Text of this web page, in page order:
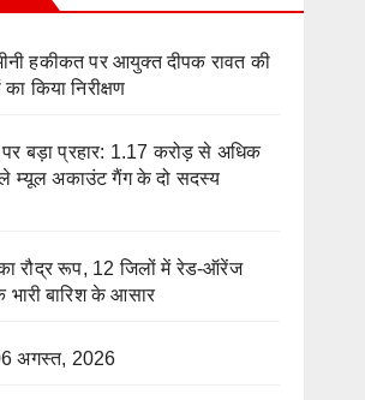
हकीकत पर आयुक्त दीपक रावत की
किया निरीक्षण
बड़ा प्रहार: 1.17 करोड़ से अधिक
म्यूल अकाउंट गैंग के दो सदस्य
रौद्र रूप, 12 जिलों में रेड-ऑरेंज
बारिश के आसार
अगस्त, 2026